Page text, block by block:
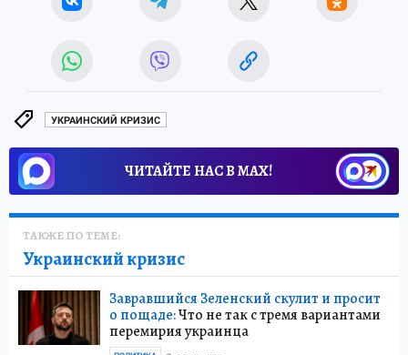
УКРАИНСКИЙ КРИЗИС
ЧИТАЙТЕ НАС В МАХ!
ТАКЖЕ ПО ТЕМЕ:
Украинский кризис
Завравшийся Зеленский скулит и просит
о пощаде:Что не так с тремя вариантами
перемирия украинца